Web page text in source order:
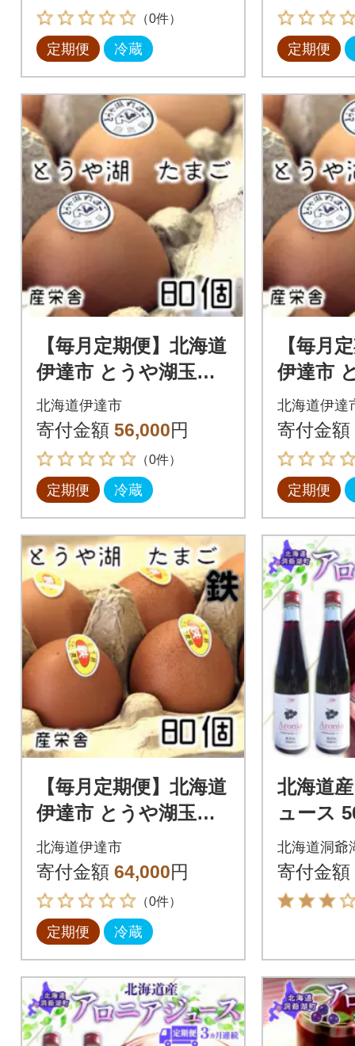
（0件）
定期便 冷蔵 定期便
【毎月定期便】北海道
伊達市 とうや湖玉子
80個入り全3回
北海道伊達市
寄付金額 56,000円
（0件）
定期便 冷蔵
【毎月
伊達市
80個入
北海道伊達
寄付金額
定期便
【毎月定期便】北海道
伊達市 とうや湖玉子
鉄 80個入り全3回
北海道伊達市
寄付金額 64,000円
（0件）
定期便 冷蔵
北海道
ュース
釈用 北
北海道洞爺
寄付金額